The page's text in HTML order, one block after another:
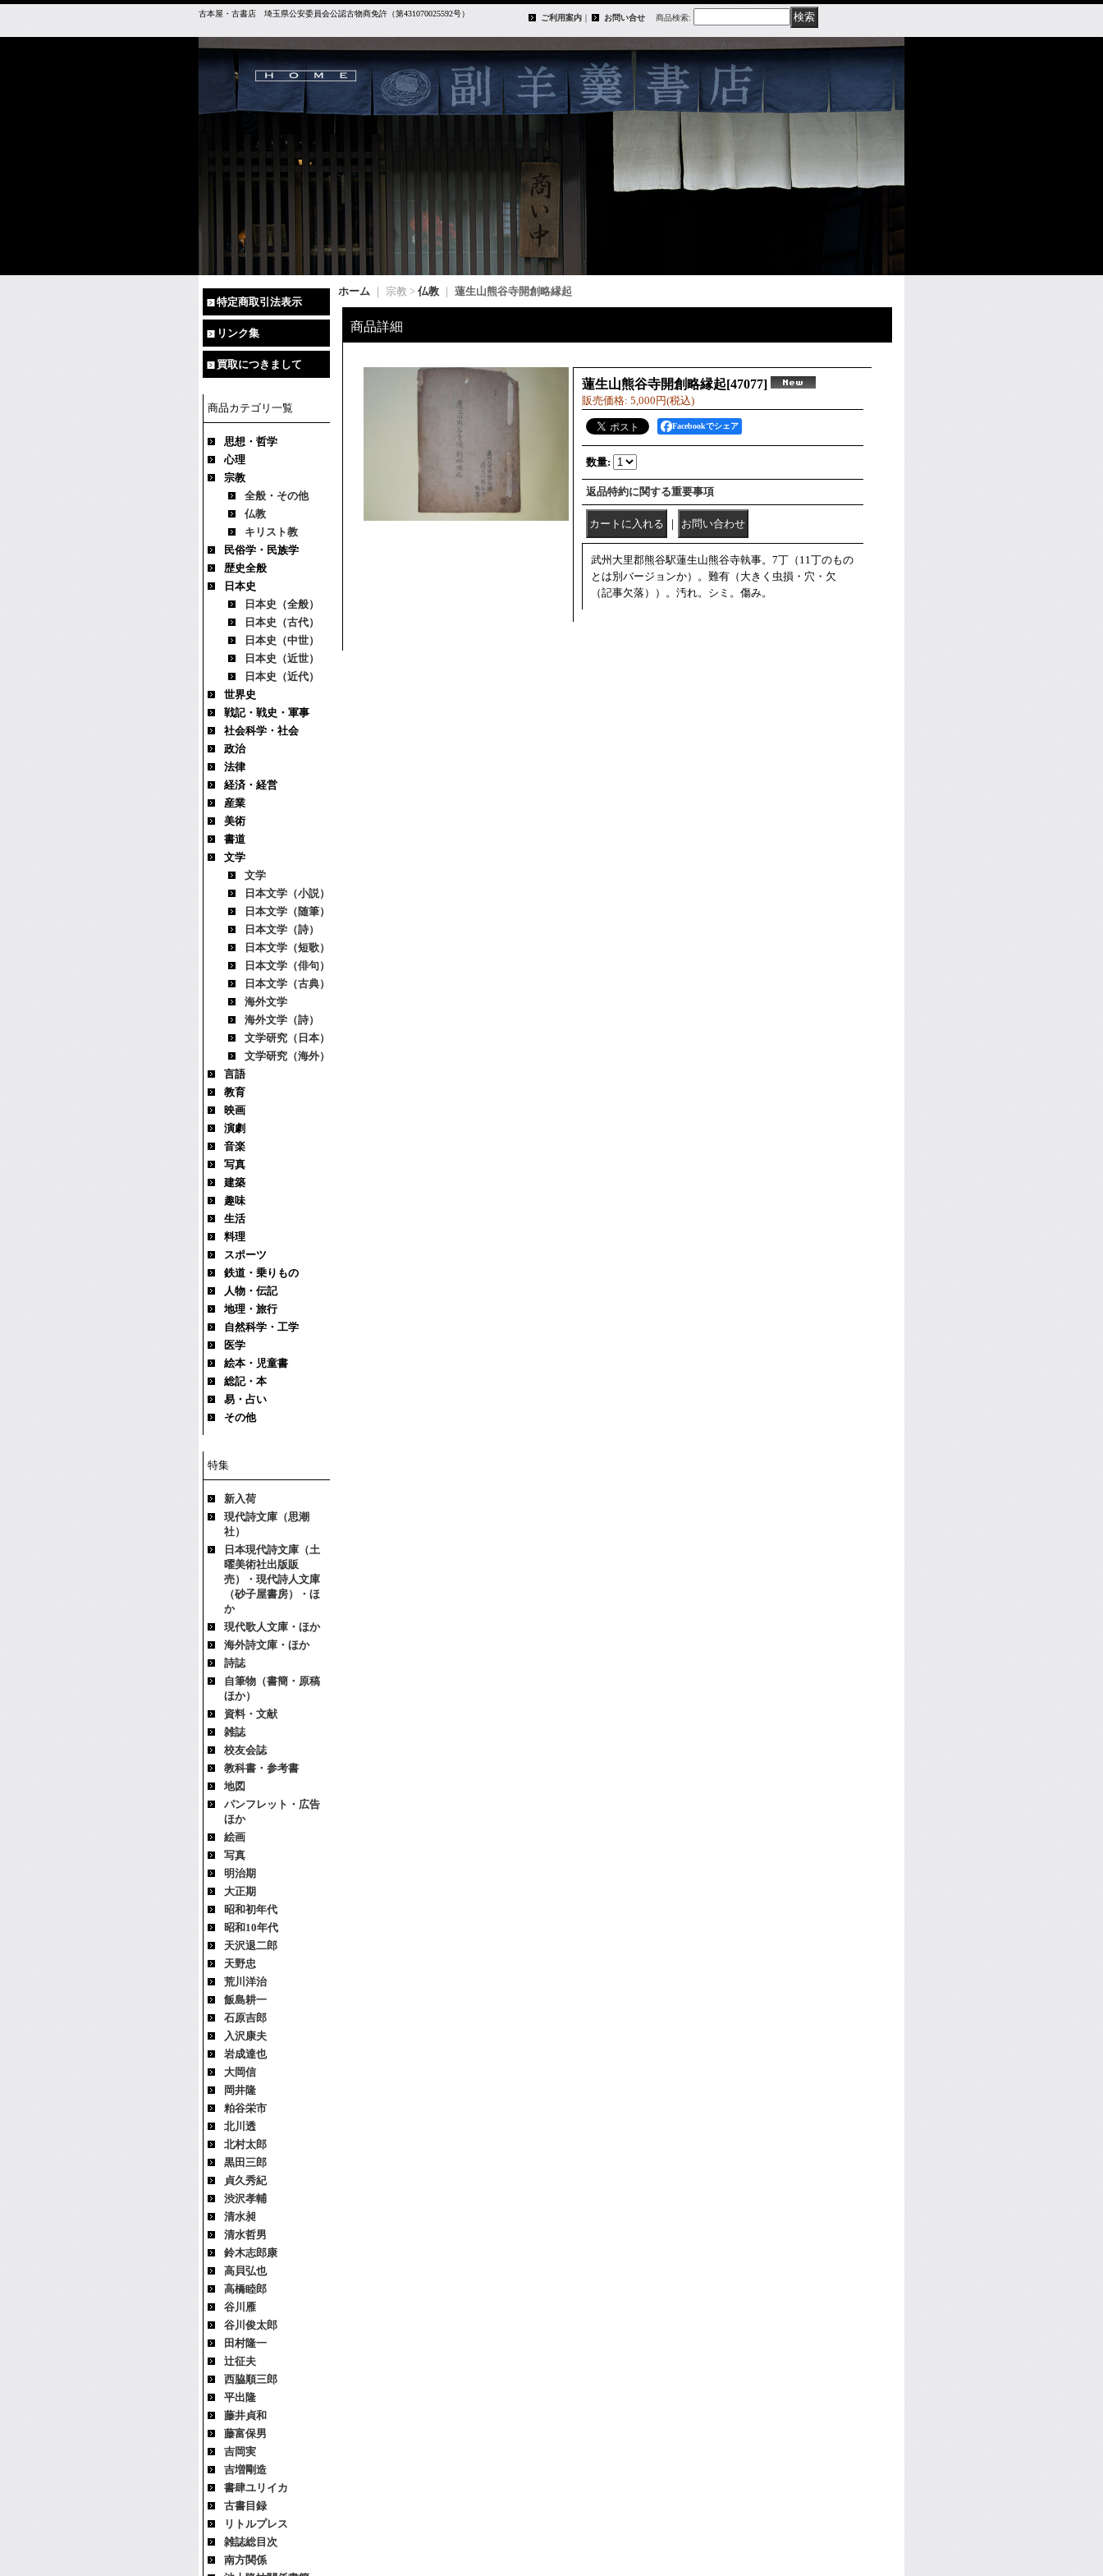
古本屋・古書店 埼玉県公安委員会公認古物商免許（第431070025592号） ご利用案内｜ お問い合せ 商品検索:
特定商取引法表示
リンク集
買取につきまして
商品カテゴリ一覧
思想・哲学
心理
宗教
全般・その他
仏教
キリスト教
民俗学・民族学
歴史全般
日本史
日本史（全般）
日本史（古代）
日本史（中世）
日本史（近世）
日本史（近代）
世界史
戦記・戦史・軍事
社会科学・社会
政治
法律
経済・経営
産業
美術
書道
文学
文学
日本文学（小説）
日本文学（随筆）
日本文学（詩）
日本文学（短歌）
日本文学（俳句）
日本文学（古典）
海外文学
海外文学（詩）
文学研究（日本）
文学研究（海外）
言語
教育
映画
演劇
音楽
写真
建築
趣味
生活
料理
スポーツ
鉄道・乗りもの
人物・伝記
地理・旅行
自然科学・工学
医学
絵本・児童書
総記・本
易・占い
その他
特集
新入荷
現代詩文庫（思潮
社）
日本現代詩文庫（土
曜美術社出版販
売）・現代詩人文庫
（砂子屋書房）・ほ
か
現代歌人文庫・ほか
海外詩文庫・ほか
詩誌
自筆物（書簡・原稿
ほか）
資料・文献
雑誌
校友会誌
教科書・参考書
地図
パンフレット・広告
ほか
絵画
写真
明治期
大正期
昭和初年代
昭和10年代
天沢退二郎
天野忠
荒川洋治
飯島耕一
石原吉郎
入沢康夫
岩成達也
大岡信
岡井隆
粕谷栄市
北川透
北村太郎
黒田三郎
貞久秀紀
渋沢孝輔
清水昶
清水哲男
鈴木志郎康
高貝弘也
高橋睦郎
谷川雁
谷川俊太郎
田村隆一
辻征夫
西脇順三郎
平出隆
藤井貞和
藤富保男
吉岡実
吉増剛造
書肆ユリイカ
古書目録
リトルプレス
雑誌総目次
南方関係
ホーム ｜ 宗教 > 仏教 蓮生山熊谷寺開創略縁起
商品詳細
蓮生山熊谷寺開創略縁起[47077]
販売価格: 5,000円(税込)
Facebookでシェア
数量:
返品特約に関する重要事項
｜
武州大里郡熊谷駅蓮生山熊谷寺執事。7丁（11丁のもの
とは別バージョンか）。難有（大きく虫損・穴・欠
（記事欠落））。汚れ。シミ。傷み。